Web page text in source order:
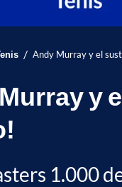
/ Andy Murray y el
y
1.000